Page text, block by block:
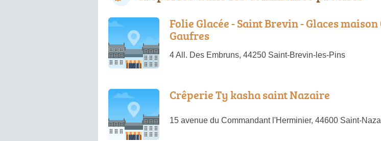
Folie Glacée - Saint Brevin - Glaces
Gaufres
4 All. Des Embruns, 44250 Saint-Brevin-les-Pins
Crêperie Ty kasha saint Nazaire
15 avenue du Commandant l'Herminier, 44600 Saint-